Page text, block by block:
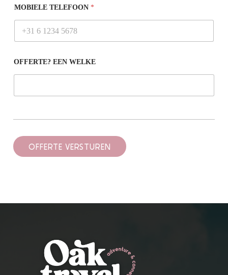
MOBIELE TELEFOON *
OFFERTE? EEN WELKE
OFFERTE VERSTUREN